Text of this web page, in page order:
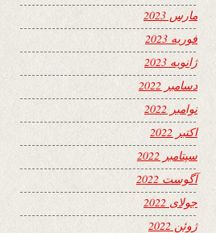
مارس 2023
فوریه 2023
ژانویه 2023
دسامبر 2022
نوامبر 2022
اکتبر 2022
سپتامبر 2022
آگوست 2022
جولای 2022
ژوئن 2022